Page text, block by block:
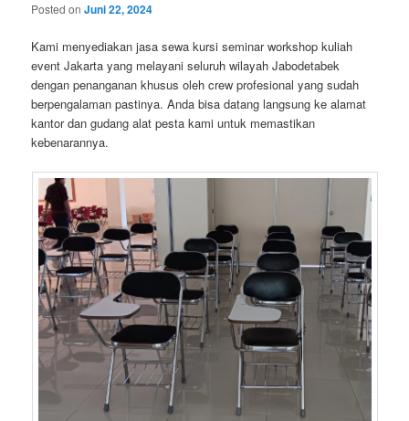
Posted onJuni 22, 2024
Kami menyediakan jasa sewa kursi seminar workshop kuliah
event Jakarta yang melayani seluruh wilayah Jabodetabek
dengan penanganan khusus oleh crew profesional yang sudah
berpengalaman pastinya. Anda bisa datang langsung ke alamat
kantor dan gudang alat pesta kami untuk memastikan
kebenarannya.